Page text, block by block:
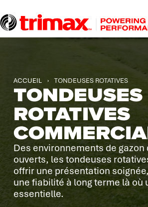
ACCUEIL › TONDEUSES ROTATIVES
TONDEUSES
ROTATIVES
Des environnements de gazon
ouverts, les tondeuses
offrir une présentation
une fiabilité à long terme là
essentielle.